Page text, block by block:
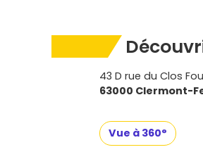
43 D rue du Clos
63000 Clermont-
Vue à 360°